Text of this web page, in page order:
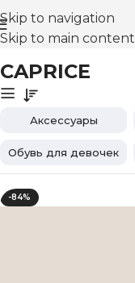
Skip to navigation
Skip to main content
Главная CAPRICE
CAPRICE
Аксессуары
Обувь для девочек
-84%